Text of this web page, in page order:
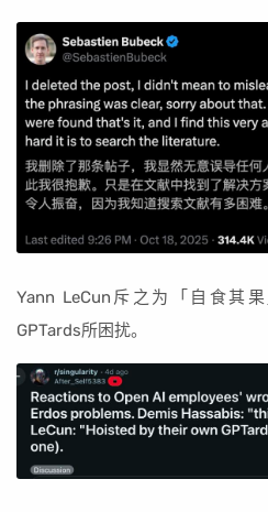
Yann LeCun斥之为「自食其
GPTards所困扰。